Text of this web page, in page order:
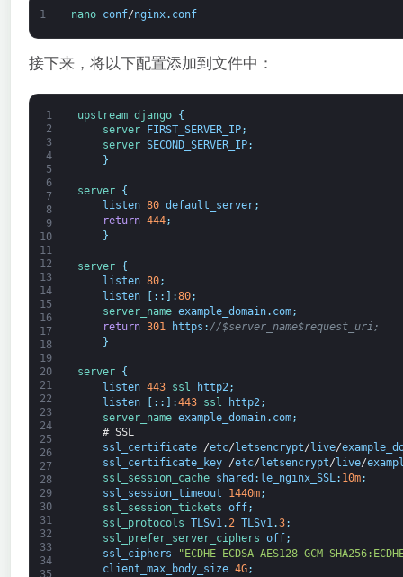
1 nano conf/nginx. conf
接下来，将以下配置添加到文件中：
1
2
3
4
5
6
7
8
9
10
11
12
13
14
15
16
17
18
19
20
21
22
23
24
25
26
27
28
29
30
31
32
33
34
35
upstream django
{
server
FIRST_SERVER_IP;
server SECOND_SERVER_IP;
}
server
{
listen 80 default_server;
return 444;
}
server
{
listen 80;
listen
: : :80;
server_name example_domain. com;
return 301 https : //$server_name$request_uri;
}
server
{
listen 443 ssl http2;
listen
[ : : ] :443 ssl http2 ;
server_name example_domain. com;
# SSL
ssl_certificate
/etc/ letsencrypt/ live/
ssl_certificate_key
/etc/ letsencrypt/ live/
ssl_session_cache shared : le_nginx_SSL : 10m;
ssl_session_timeout
1440m;
ssl_session_tickets off;
ssl_protocols TLSv1.2 TLSv1.3;
ssl_prefer_server_ciphers off;
ssl_ciphers
"ECDHE-ECDSA-AES128-GCM-
client_max_body_size 4G;